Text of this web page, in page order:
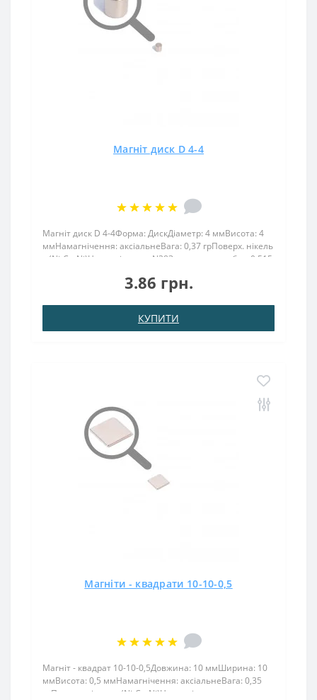
Магніт диск D 4-4
Магніт диск D 4-4Форма: ДискДіаметр: 4 ммВисота: 4
ммНамагнічення: аксіальнеВага: 0,37 грПоверх. нікель
.: (Ni-Cu-Ni)Намагнічення: N38Зчеплення прибл .: 0.515
магніт диск 4х4 мм тримає металеві реч..
3.86 грн.
КУПИТИ
Магніти - квадрати 10-10-0,5
Магніт - квадрат 10-10-0,5Довжина: 10 ммШирина: 10
ммВисота: 0,5 ммНамагнічення: аксіальнеВага: 0,35
грПоверх. нікель .: (Ni-Cu-Ni)Намагнічення: